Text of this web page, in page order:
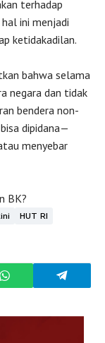
terhadap
ini menjadi
ketidakadilan.
bahwa selama
negara dan tidak
bendera non-
dipidana—
menyebar
BK?
HUT RI